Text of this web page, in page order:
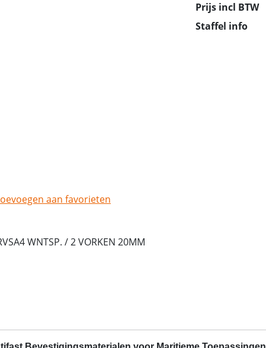
Prijs incl BTW
Staffel info
aan favorieten
WNTSP. / 2 VORKEN 20MM